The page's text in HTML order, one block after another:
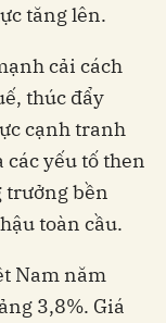
tăng lên.
cải cách
thúc đẩy
cạnh tranh
yếu tố then
trưởng bền
toàn cầu.
Nam năm
3,8%. Giá